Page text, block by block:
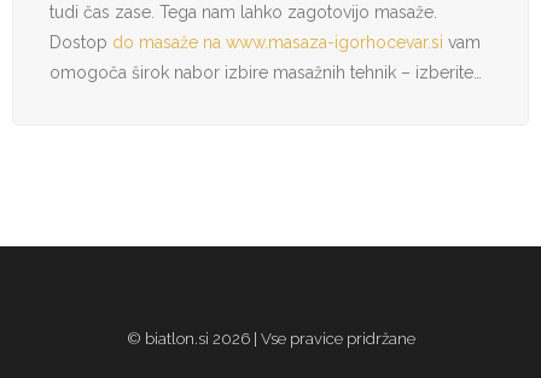
tudi čas zase. Tega nam lahko zagotovijo masaže.
Dostop do masaže na www.masaza-igorhocevar.si vam
omogoča širok nabor izbire masažnih tehnik – izberite…
© biatlon.si 2026 | Vse pravice pridržane